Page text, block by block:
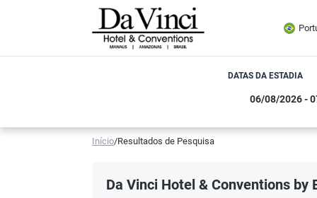
DATAS DA ESTADIA
Início/Resultados de Pesquisa
Da Vinci Hotel & Conventions by